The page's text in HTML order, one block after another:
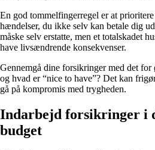
En god tommelfingerregel er at
hændelser, du ikke selv kan betale dig
måske selv erstatte, men et totalskadet
have livsændrende konsekvenser.
Gennemgå dine forsikringer med det for
og hvad er “nice to have”? Det kan
gå på kompromis med trygheden.
Indarbejd forsikringer i
budget